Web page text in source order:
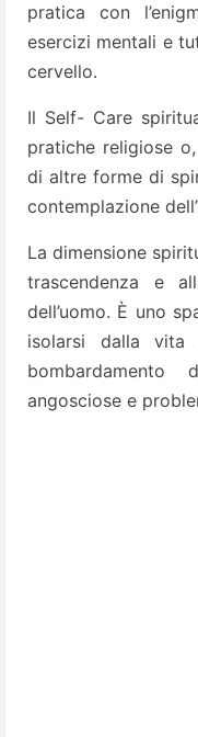
pratica con
esercizi mentali e
cervello.
Il Self- Care
pratiche religiose
di altre forme di
contemplazione
La dimensione
trascendenza e
dell’uomo. È uno
isolarsi dalla vita
angosciose e